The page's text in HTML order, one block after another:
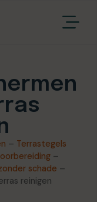
– Terrastegels
–
schade –
reinigen